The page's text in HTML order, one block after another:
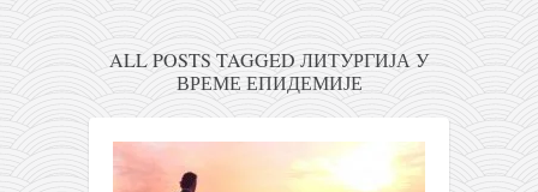
интернет пословање
исхраном до здравља
мој хаику
бонус садржај
ALL POSTS TAGGED ЛИТУРГИЈА У
ВРЕМЕ ЕПИДЕМИЈЕ